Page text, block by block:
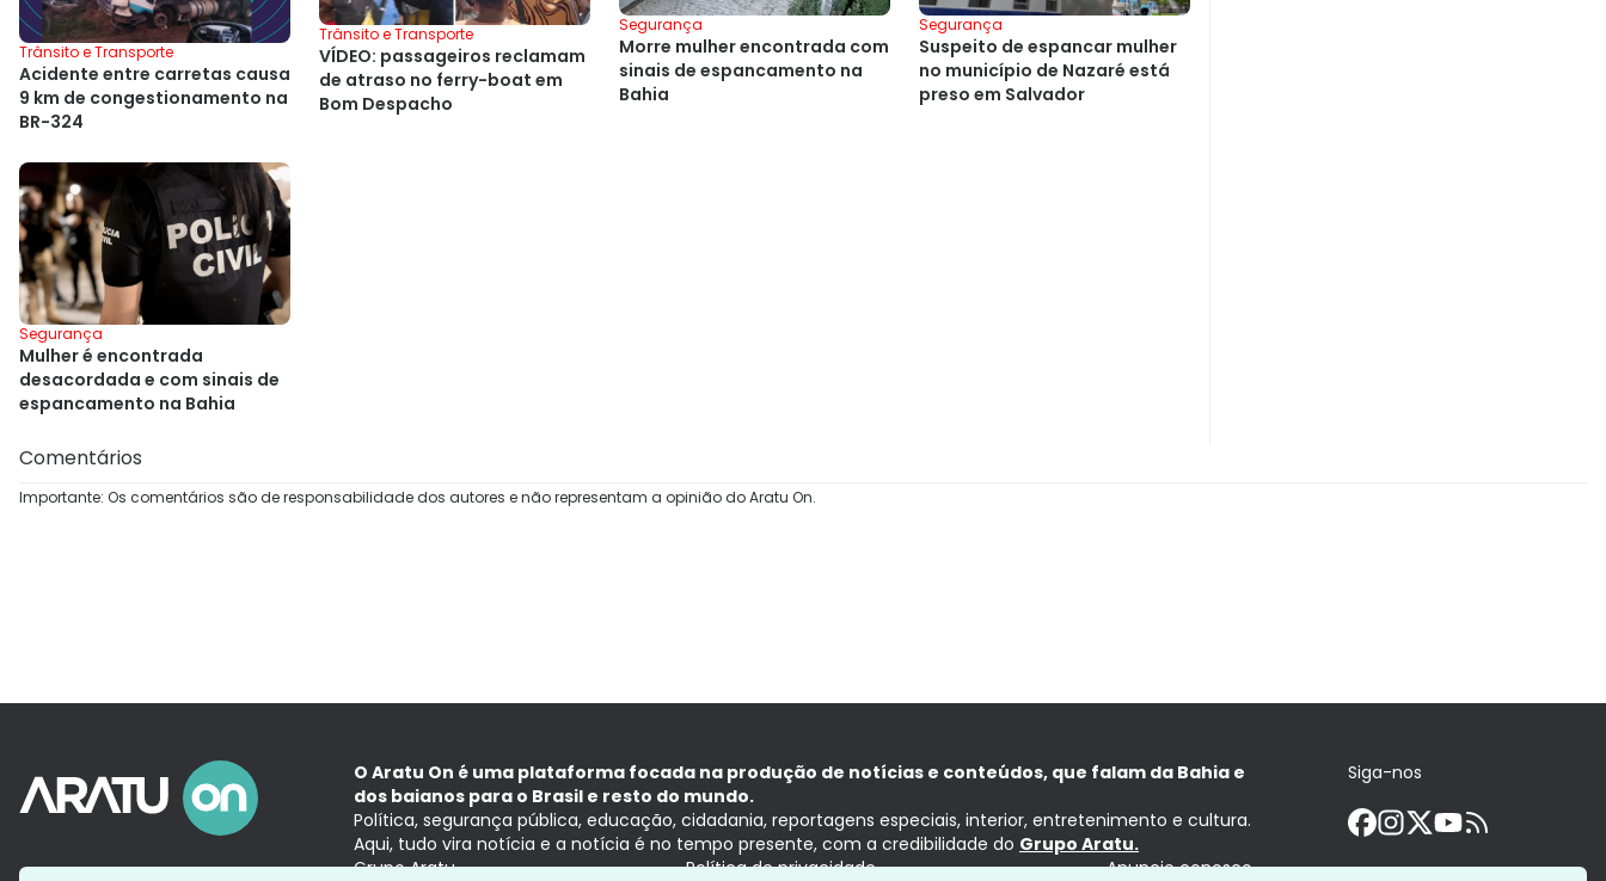
Trânsito e Transporte
Acidente entre carretas causa
9 km de congestionamento na
BR-324
Trânsito e Transporte
VÍDEO: passageiros reclamam
de atraso no ferry-boat em
Bom Despacho
Segurança
Morre mulher encontrada com
sinais de espancamento na
Bahia
Segurança
Suspeito de espancar mulher
no município de Nazaré está
preso em Salvador
Segurança
Mulher é encontrada
desacordada e com sinais de
espancamento na Bahia
Comentários
Importante: Os comentários são de responsabilidade dos autores e não representam a opinião do Aratu On.
O Aratu On é uma plataforma focada na produção de notícias e conteúdos, que falam da Bahia e
dos baianos para o Brasil e resto do mundo.
Política, segurança pública, educação, cidadania, reportagens especiais, interior, entretenimento e cultura.
Aqui, tudo vira notícia e a notícia é no tempo presente, com a credibilidade do Grupo Aratu.
Grupo Aratu
Política de privacidade Anuncie conosco
Siga-nos